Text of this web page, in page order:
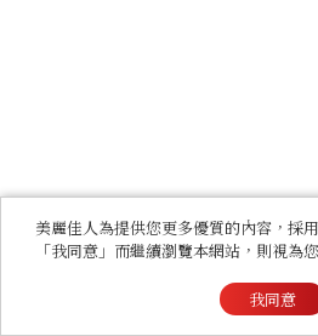
美麗佳人為提供您更多優質的內容，採
「我同意」而繼續瀏覽本網站，則視為
我同意